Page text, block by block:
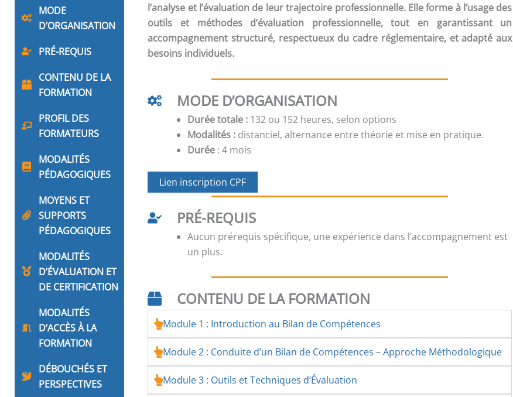
MODE
D’ORGANISATION
PRÉ-REQUIS
CONTENU DE LA
FORMATION
PROFIL DES
FORMATEURS
MODALITÉS
PÉDAGOGIQUES
MOYENS ET
SUPPORTS
PÉDAGOGIQUES
MODALITÉS
D’ÉVALUATION ET
DE CERTIFICATION
MODALITÉS
D’ACCÈS À LA
FORMATION
DÉBOUCHÉS ET
PERSPECTIVES
l’analyse et l’évaluation de leur trajectoire professionnelle. Elle forme à l’usage des
outils et méthodes d’évaluation professionnelle, tout en garantissant un
accompagnement structuré, respectueux du cadre réglementaire, et adapté aux
besoins individuels.
MODE D’ORGANISATION
Durée totale : 132 ou 152 heures, selon options
Modalités : distanciel, alternance entre théorie et mise en pratique.
Durée : 4 mois
Lien inscription CPF
PRÉ-REQUIS
Aucun prérequis spécifique, une expérience dans l’accompagnement est
un plus.
CONTENU DE LA FORMATION
Module 1 : Introduction au Bilan de Compétences
Module 2 : Conduite d’un Bilan de Compétences – Approche Méthodologique
Module 3 : Outils et Techniques d’Évaluation